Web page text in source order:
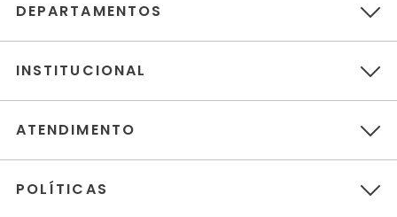
DEPARTAMENTOS
INSTITUCIONAL
ATENDIMENTO
POLÍTICAS